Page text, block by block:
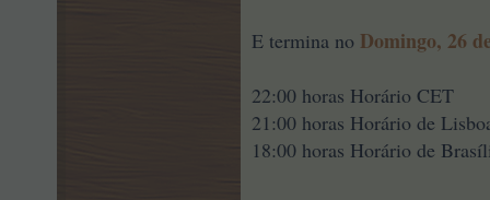
E termina no Domingo, 26
22:00 horas Horário CET
21:00 horas Horário de
18:00 horas Horário de